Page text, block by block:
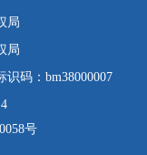
局
局
码：bm38000007
号